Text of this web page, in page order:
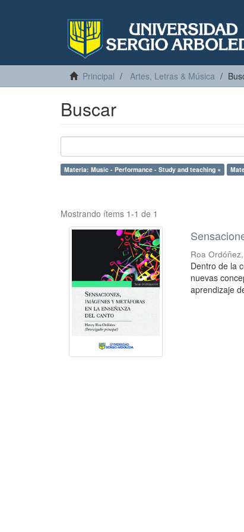
Principal Artes, Letras & Música
Buscar
Materia: Music - Performance - Study and teaching ×
Mostrando ítems 1-1 de 1
Roa
Dentro de la
nuevas
aprendizaje